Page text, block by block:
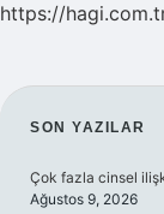
https://
SON YAZILAR
Çok fazla cinsel
Ağustos 9, 2026